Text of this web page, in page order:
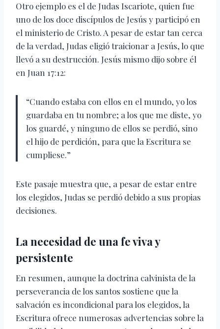
Otro ejemplo es el de Judas Iscariote, quien fue
uno de los doce discípulos de Jesús y participó en
el ministerio de Cristo. A pesar de estar tan cerca
de la verdad, Judas eligió traicionar a Jesús, lo que
llevó a su destrucción. Jesús mismo dijo sobre él
en Juan 17:12:
“Cuando estaba con ellos en el mundo, yo los
guardaba en tu nombre; a los que me diste, yo
los guardé, y ninguno de ellos se perdió, sino
el hijo de perdición, para que la Escritura se
cumpliese.”
Este pasaje muestra que, a pesar de estar entre
los elegidos, Judas se perdió debido a sus propias
decisiones.
La necesidad de una fe viva y
persistente
En resumen, aunque la doctrina calvinista de la
perseverancia de los santos sostiene que la
salvación es incondicional para los elegidos, la
Escritura ofrece numerosas advertencias sobre la